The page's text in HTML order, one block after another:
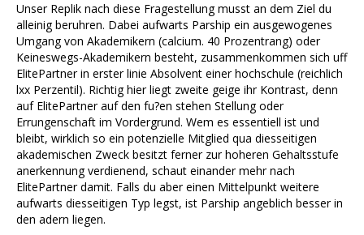
Unser Replik nach diese Fragestellung musst an dem Ziel du
alleinig beruhren. Dabei aufwarts Parship ein ausgewogenes
Umgang von Akademikern (calcium. 40 Prozentrang) oder
Keineswegs-Akademikern besteht, zusammenkommen sich uff
ElitePartner in erster linie Absolvent einer hochschule (reichlich
lxx Perzentil). Richtig hier liegt zweite geige ihr Kontrast, denn
auf ElitePartner auf den fu?en stehen Stellung oder
Errungenschaft im Vordergrund. Wem es essentiell ist und
bleibt, wirklich so ein potenzielle Mitglied qua diesseitigen
akademischen Zweck besitzt ferner zur hoheren Gehaltsstufe
anerkennung verdienend, schaut einander mehr nach
ElitePartner damit. Falls du aber einen Mittelpunkt weitere
aufwarts diesseitigen Typ legst, ist Parship angeblich besser in
den adern liegen.